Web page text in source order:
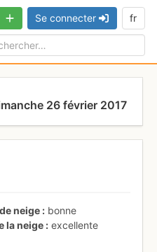
Se connecter fr
26 février 2017
neige
bonne
la neige
excellente